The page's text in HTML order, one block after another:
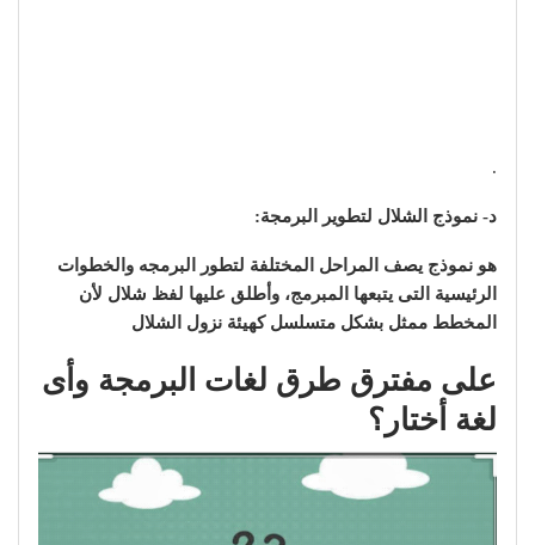
.
د- نموذج الشلال لتطوير البرمجة:
هو نموذج يصف المراحل المختلفة لتطور البرمجه والخطوات
الرئيسية التى يتبعها المبرمج، وأطلق عليها لفظ شلال لأن
المخطط ممثل بشكل متسلسل كهيئة نزول الشلال
على مفترق طرق لغات البرمجة وأى
لغة أختار؟